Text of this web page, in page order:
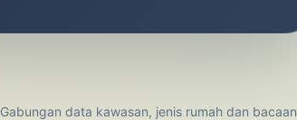
Gabungan data kawasan, jenis rumah dan bacaan